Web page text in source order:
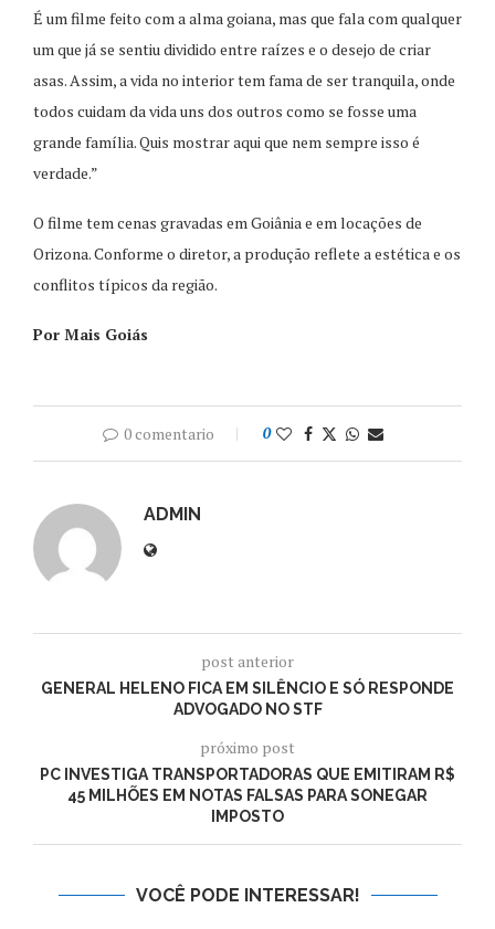
É um filme feito com a alma goiana, mas que fala com qualquer
um que já se sentiu dividido entre raízes e o desejo de criar
asas. Assim, a vida no interior tem fama de ser tranquila, onde
todos cuidam da vida uns dos outros como se fosse uma
grande família. Quis mostrar aqui que nem sempre isso é
verdade.”
O filme tem cenas gravadas em Goiânia e em locações de
Orizona. Conforme o diretor, a produção reflete a estética e os
conflitos típicos da região.
Por Mais Goiás
0 comentario 0
ADMIN
post anterior
GENERAL HELENO FICA EM SILÊNCIO E SÓ RESPONDE
ADVOGADO NO STF
próximo post
PC INVESTIGA TRANSPORTADORAS QUE EMITIRAM R$
45 MILHÕES EM NOTAS FALSAS PARA SONEGAR
IMPOSTO
VOCÊ PODE INTERESSAR!